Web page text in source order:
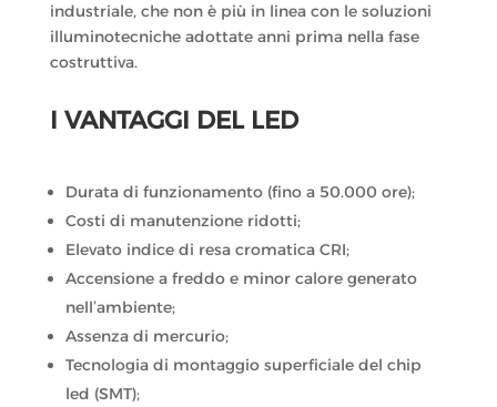
industriale, che non è più in linea con le soluzioni
illuminotecniche adottate anni prima nella fase
costruttiva.
I VANTAGGI DEL LED
Durata di funzionamento (fino a 50.000 ore);
Costi di manutenzione ridotti;
Elevato indice di resa cromatica CRI;
Accensione a freddo e minor calore generato
nell’ambiente;
Assenza di mercurio;
Tecnologia di montaggio superficiale del chip
led (SMT);